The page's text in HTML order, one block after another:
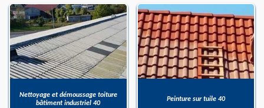
Nettoyage et démoussage toiture
bâtiment industriel 40
Peinture sur tuile 40